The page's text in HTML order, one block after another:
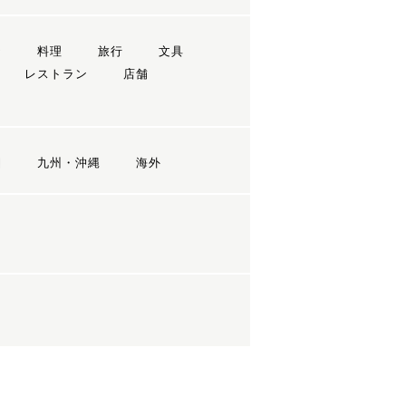
料理 旅行
文具
レストラン
店舗
九州・沖縄 海外